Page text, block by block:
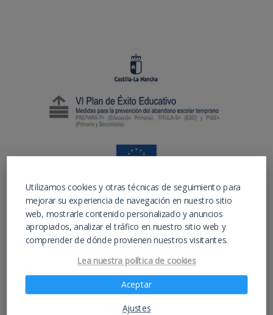
Instituto de educación para estudios de ESO,
Bachiller y FP Hostelería y Turismo –
Utilizamos cookies y otras técnicas de seguimiento para
mejorar su experiencia de navegación en nuestro sitio
web, mostrarle contenido personalizado y anuncios
apropiados, analizar el tráfico en nuestro sitio web y
comprender de dónde provienen nuestros visitantes.
Lea nuestra política de cookies
Aceptar
Ajustes